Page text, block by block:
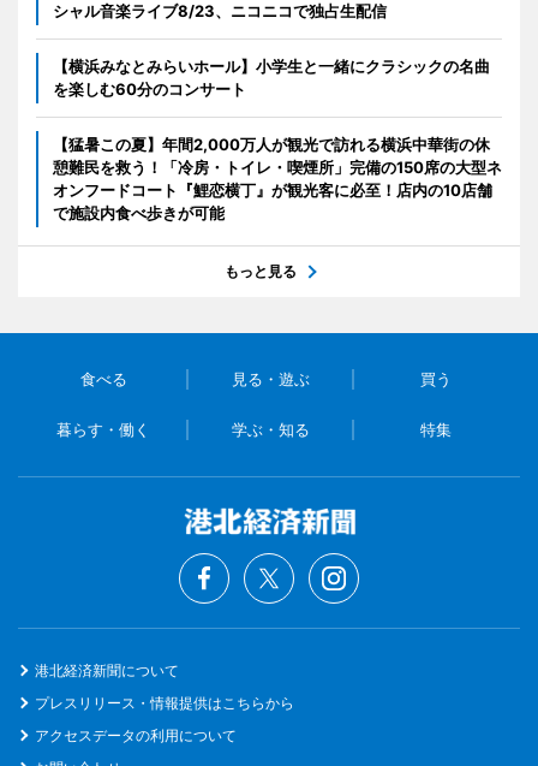
シャル音楽ライブ8/23、ニコニコで独占生配信
【横浜みなとみらいホール】小学生と一緒にクラシックの名曲
を楽しむ60分のコンサート
【猛暑この夏】年間2,000万人が観光で訪れる横浜中華街の休
憩難民を救う！「冷房・トイレ・喫煙所」完備の150席の大型ネ
オンフードコート『鯉恋横丁』が観光客に必至！店内の10店舗
で施設内食べ歩きが可能
もっと見る
食べる 見る・遊ぶ 買う
暮らす・働く 学ぶ・知る 特集
港北経済新聞について
プレスリリース・情報提供はこちらから
アクセスデータの利用について